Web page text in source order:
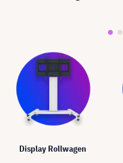
Display Rollwagen